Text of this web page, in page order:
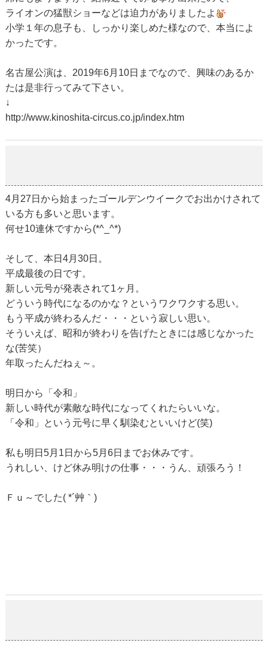
ライオンの猛獣ショーなどは迫力がありましたよ
小学１年の息子も、しっかり楽しめた様なので、本当によ
かったです。
名古屋公演は、2019年6月10日までなので、興味のあるか
たは是非行ってみて下さい。
↓
http://www.kinoshita-circus.co.jp/index.htm
4月27日から始まったゴールデンウイークでお出かけされて
いる方も多いと思います。
何せ10連休ですから(*^_^*)
そして、本日4月30日。
平成最後の日です。
新しい元号が発表されて1ヶ月。
どういう時代になるのかな？というワクワクする思い。
もう平成が終わるんだ・・・という寂しい思い。
そういえば、昭和が終わりを告げたときには感じなかった
な(苦笑）
年取ったんだねぇ～。
明日から「令和」
新しい時代が素敵な時代になってくれたらいいな。
「令和」という元号に早く馴染むといいけど(笑)
私も明日5月1日から5月6日までお休みです。
うれしい、けど休み明けの仕事・・・うん、頑張ろう！
Ｆｕ～でした( *´艸｀)